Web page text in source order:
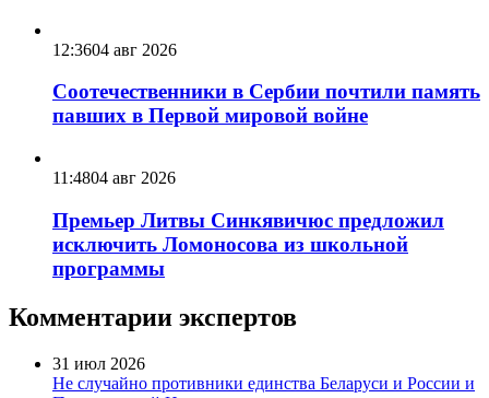
12:3604 авг 2026
Соотечественники в Сербии почтили память
павших в Первой мировой войне
11:4804 авг 2026
Премьер Литвы Синкявичюс предложил
исключить Ломоносова из школьной
программы
Комментарии экспертов
31 июл 2026
Не случайно противники единства Беларуси и России и